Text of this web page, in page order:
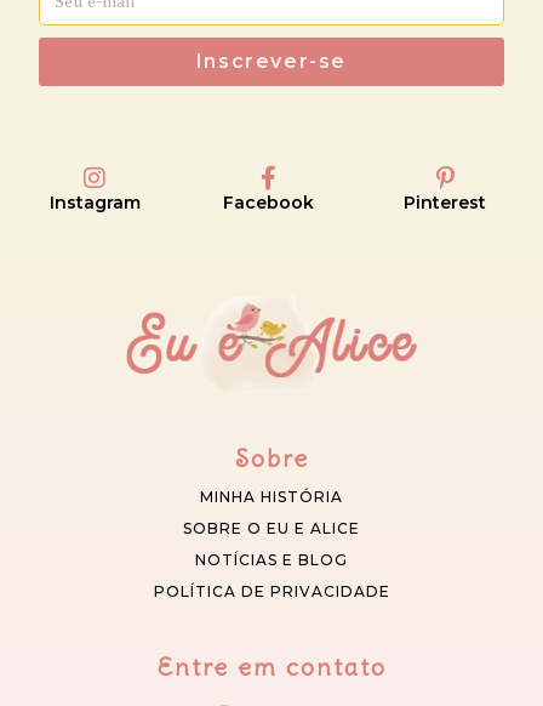
Inscrever-se
Instagram Facebook Pinterest
Sobre
MINHA HISTÓRIA
SOBRE O EU E ALICE
NOTÍCIAS E BLOG
POLÍTICA DE PRIVACIDADE
Entre em contato